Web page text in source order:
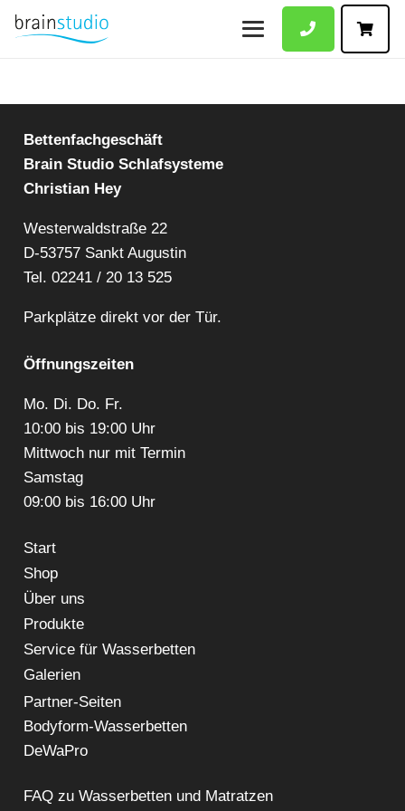
Bettenfachgeschäft
Brain Studio Schlafsysteme
Christian Hey
Westerwaldstraße 22
D-53757 Sankt Augustin
Tel. 02241 / 20 13 525
Parkplätze direkt vor der Tür.
Öffnungszeiten
Mo. Di. Do. Fr.
10:00 bis 19:00 Uhr
Mittwoch nur mit Termin
Samstag
09:00 bis 16:00 Uhr
Start
Shop
Über uns
Produkte
Service für Wasserbetten
Galerien
Partner-Seiten
Bodyform-Wasserbetten
DeWaPro
FAQ zu Wasserbetten und Matratzen